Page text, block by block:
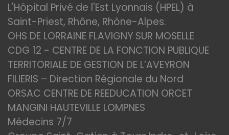
L'Hôpital Privé de l'Est Lyonnais (HPEL) à
Saint-Priest, Rhône, Rhône-Alpes.
OHS DE LORRAINE FLAVIGNY SUR MOSELLE
CDG 12 - CENTRE DE LA FONCTION PUBLIQUE
TERRITORIALE DE GESTION DE L’AVEYRON
FILIERIS – Direction Régionale du Nord
ORSAC CENTRE DE REEDUCATION ORCET
MANGINI HAUTEVILLE LOMPNES
Médecins 7/7